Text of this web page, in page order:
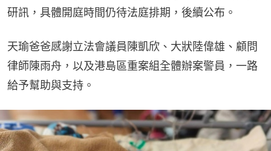
研訊，具體開庭時間仍待法庭排期，後續公布。
天瑜爸爸感謝立法會議員陳凱欣、大狀陸偉雄、顧問
律師陳雨舟，以及港島區重案組全體辦案警員，一路
給予幫助與支持。